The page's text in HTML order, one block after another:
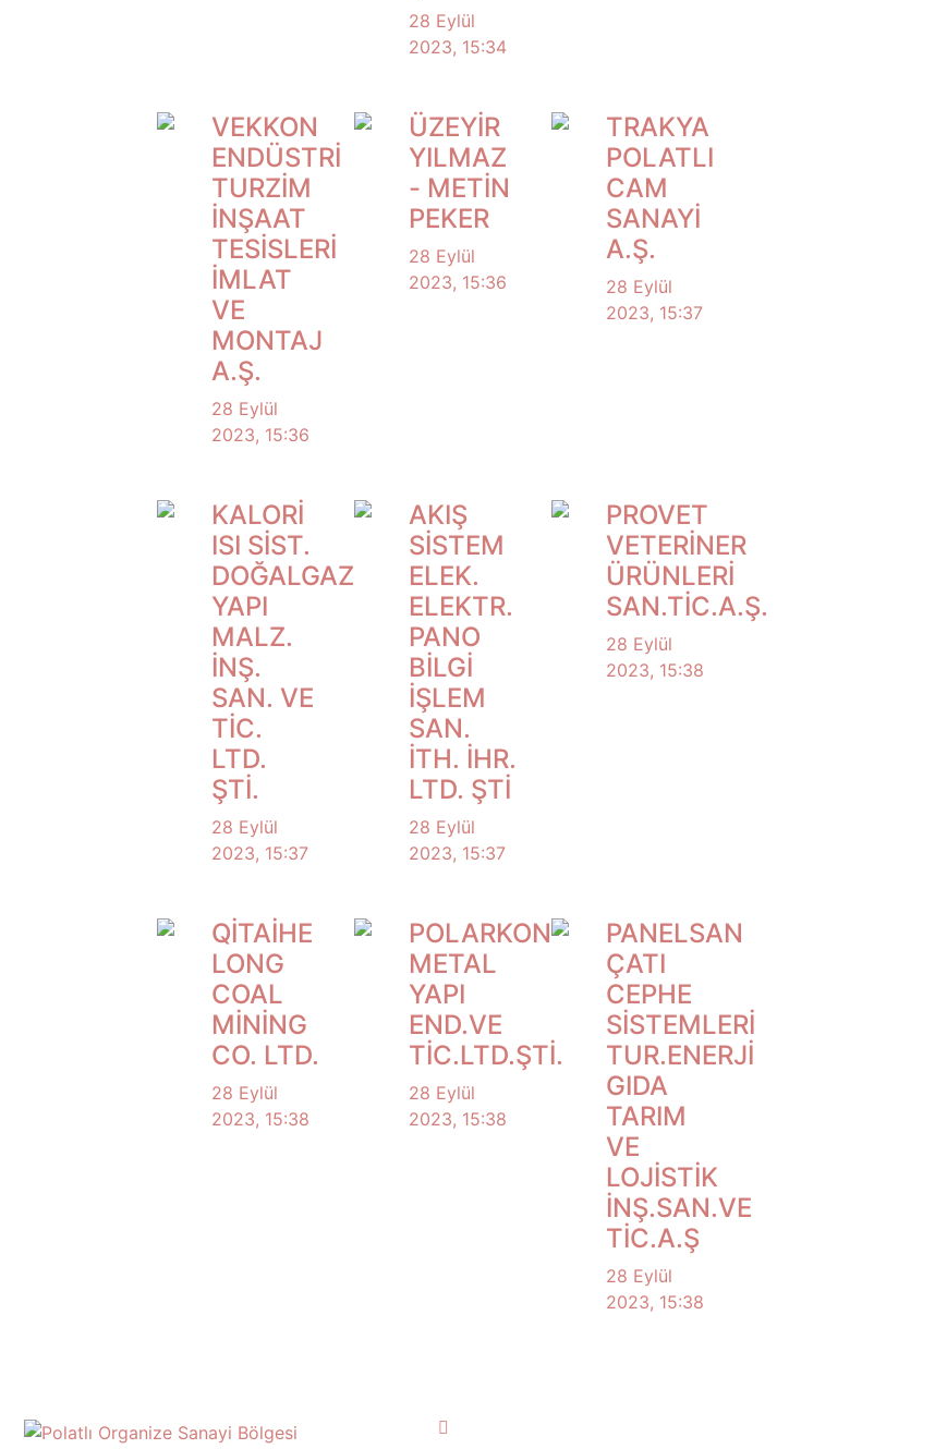
28 Eylül
2023, 15:34
VEKKON
ENDÜSTRİ
TURZİM
İNŞAAT
TESİSLERİ
İMLAT
VE
MONTAJ
A.Ş.
28 Eylül
2023, 15:36
ÜZEYİR
YILMAZ
- METİN
PEKER
28 Eylül
2023, 15:36
TRAKYA
POLATLI
CAM
SANAYİ
A.Ş.
28 Eylül
2023, 15:37
KALORİ
ISI SİST.
DOĞALGAZ
YAPI
MALZ.
İNŞ.
SAN. VE
TİC.
LTD.
ŞTİ.
28 Eylül
2023, 15:37
AKIŞ
SİSTEM
ELEK.
ELEKTR.
PANO
BİLGİ
İŞLEM
SAN.
İTH. İHR.
LTD. ŞTİ
28 Eylül
2023, 15:37
PROVET
VETERİNER
ÜRÜNLERİ
SAN.TİC.A.Ş.
28 Eylül
2023, 15:38
QİTAİHE
LONG
COAL
MİNİNG
CO. LTD.
28 Eylül
2023, 15:38
POLARKON
METAL
YAPI
END.VE
TİC.LTD.ŞTİ.
28 Eylül
2023, 15:38
PANELSAN
ÇATI
CEPHE
SİSTEMLERİ
TUR.ENERJİ
GIDA
TARIM
VE
LOJİSTİK
İNŞ.SAN.VE
TİC.A.Ş
28 Eylül
2023, 15:38